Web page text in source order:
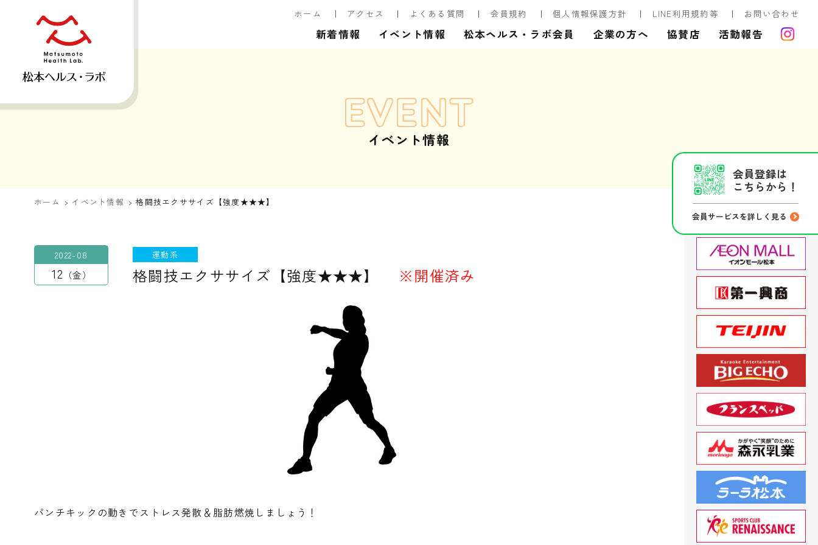
ホーム アクセス よくある質問 会員規約 個人情報保護方針 LINE利用規約等 お問い合わせ
新着情報 イベント情報 松本ヘルス・ラボ会員 企業の方へ 協賛店 活動報告
EVENT
イベント情報
ホーム イベント情報 格闘技エクササイズ【強度★★★】
2022-08
12 金
運動系
格闘技エクササイズ【強度★★★】 ※開催済み
パンチキックの動きでストレス発散＆脂肪燃焼しましょう！
会員登録は
こちらから！
会員サービスを詳しく見る